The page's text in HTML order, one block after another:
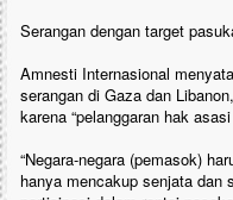
Serangan dengan target
Amnesti Internasional
serangan di Gaza dan
karena “pelanggaran hak
“Negara-negara (pemasok)
hanya mencakup senjata dan